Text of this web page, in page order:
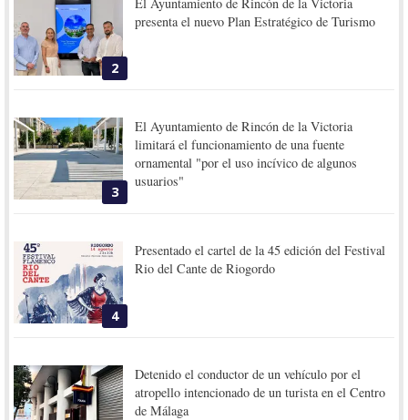
2
presenta el nuevo Plan Estratégico de Turismo
3
El Ayuntamiento de Rincón de la Victoria
limitará el funcionamiento de una fuente
ornamental "por el uso incívico de algunos
usuarios"
4
Presentado el cartel de la 45 edición del Festival
Rio del Cante de Riogordo
Detenido el conductor de un vehículo por el
atropello intencionado de un turista en el Centro
de Málaga